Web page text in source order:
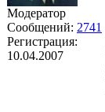
Модератор
Сообщений: 2741
Регистрация:
10.04.2007